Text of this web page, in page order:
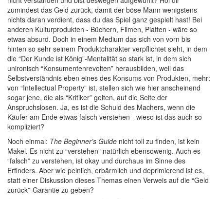
zumindest das Geld zurück, damit der böse Mann wenigstens
nichts daran verdient, dass du das Spiel ganz gespielt hast! Bei
anderen Kulturprodukten - Büchern, Filmen, Platten - wäre so
etwas absurd. Doch in einem Medium das sich von vorn bis
hinten so sehr seinem Produktcharakter verpflichtet sieht, in dem
die “Der Kunde ist König”-Mentalität so stark ist, in dem sich
unironisch “Konsumentenrevolten” herausbilden, weil das
Selbstverständnis eben eines des Konsums von Produkten, mehr:
von “Intellectual Property” ist, stellen sich wie hier anscheinend
sogar jene, die als “Kritiker” gelten, auf die Seite der
Anspruchslosen. Ja, es ist die Schuld des Machers, wenn die
Käufer am Ende etwas falsch verstehen - wieso ist das auch so
kompliziert?
Noch einmal: The Beginner’s Guide nicht toll zu finden, ist kein
Makel. Es nicht zu “verstehen” natürlich ebensowenig. Auch es
“falsch” zu verstehen, ist okay und durchaus im Sinne des
Erfinders. Aber wie peinlich, erbärmlich und deprimierend ist es,
statt einer Diskussion dieses Themas einen Verweis auf die “Geld
zurück”-Garantie zu geben?